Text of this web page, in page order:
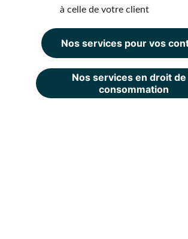
à celle de votre client
Nos services pour vos
Nos services en droit de
consommation